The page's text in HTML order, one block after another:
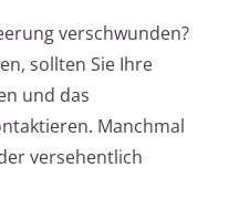
verschwunden?
sollten Sie Ihre
und das
Manchmal
versehentlich